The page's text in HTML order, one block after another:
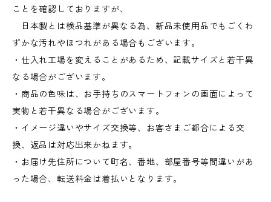
ことを確認しておりますが、
日本製とは検品基準が異なる為、新品未使用品でもごくわ
ずかな汚れやほつれがある場合もございます。
・仕入れ工場を変えることがあるため、記載サイズと若干異
なる場合がございます。
・商品の色味は、お手持ちのスマートフォンの画面によって
実物と若干異なる場合がございます。
・イメージ違いやサイズ交換等、お客さまご都合による交
換、返品は対応出来かねます。
・お届け先住所について町名、番地、部屋番号等間違いがあ
った場合、転送料金は着払いとなります。